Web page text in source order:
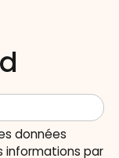
données
informations par